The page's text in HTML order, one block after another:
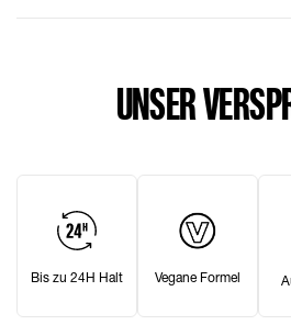
UNSER
Bis zu 24H Halt Vegane Formel